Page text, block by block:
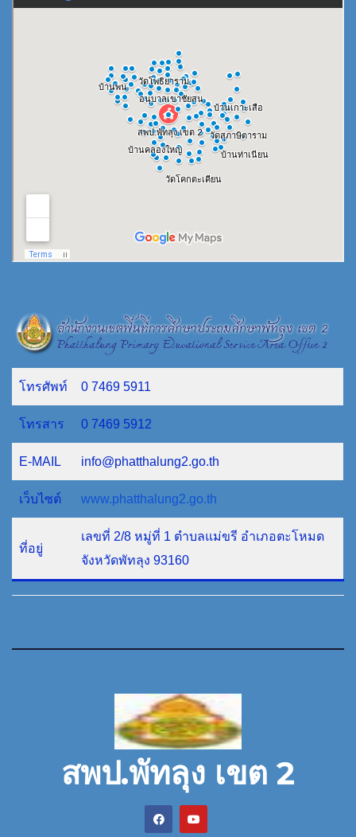
โทรศัพท์ 0 7469 5911
โทรสาร 0 7469 5912
E-MAIL info@phatthalung2.go.th
เว็บไซต์ www.phatthalung2.go.th
ที่อยู่
เลขที่ 2/8 หมู่ที่ 1 ตำบลแม่ขรี อำเภอตะโหมด
จังหวัดพัทลุง 93160
สพป.พัทลุง เขต 2